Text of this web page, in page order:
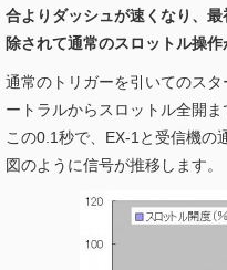
合よりダッシュが速くなり、
除されて通常のスロットル操
通常のトリガーを引いてのス
ートラルからスロットル全開
この0.1秒で、EX-1と受信機の
図のように信号が推移します。